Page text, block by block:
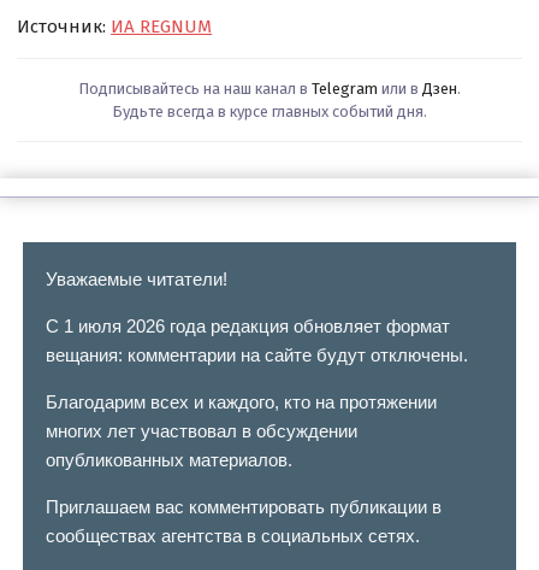
Источник: ИА REGNUM
Подписывайтесь на наш канал в Telegram или в Дзен.
Будьте всегда в курсе главных событий дня.
Уважаемые читатели!
С 1 июля 2026 года редакция обновляет формат
вещания: комментарии на сайте будут отключены.
Благодарим всех и каждого, кто на протяжении
многих лет участвовал в обсуждении
опубликованных материалов.
Приглашаем вас комментировать публикации в
сообществах агентства в социальных сетях.